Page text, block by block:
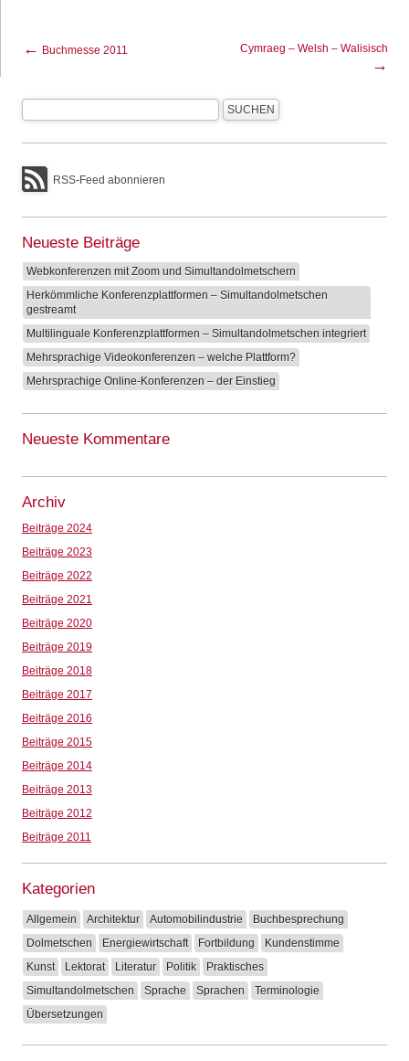
← Buchmesse 2011 Cymraeg – Welsh – Walisisch
→
RSS-Feed abonnieren
Neueste Beiträge
Webkonferenzen mit Zoom und Simultandolmetschern
Herkömmliche Konferenzplattformen – Simultandolmetschen
gestreamt
Multilinguale Konferenzplattformen – Simultandolmetschen integriert
Mehrsprachige Videokonferenzen – welche Plattform?
Mehrsprachige Online-Konferenzen – der Einstieg
Neueste Kommentare
Archiv
Beiträge 2024
Beiträge 2023
Beiträge 2022
Beiträge 2021
Beiträge 2020
Beiträge 2019
Beiträge 2018
Beiträge 2017
Beiträge 2016
Beiträge 2015
Beiträge 2014
Beiträge 2013
Beiträge 2012
Beiträge 2011
Kategorien
Allgemein Architektur Automobilindustrie
Buchbesprechung
Dolmetschen
Energiewirtschaft Fortbildung
Kundenstimme
Kunst
Lektorat Literatur Politik
Praktisches
Simultandolmetschen
Sprache Sprachen
Terminologie
Übersetzungen